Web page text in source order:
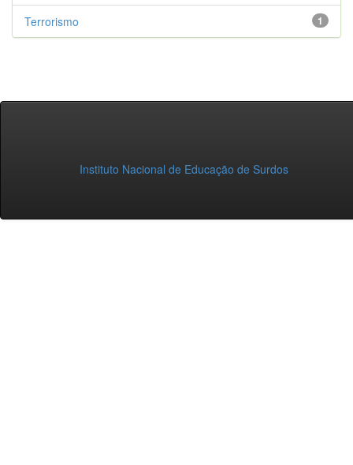
1
Terrorismo
Instituto Nacional de Educação de Surdos